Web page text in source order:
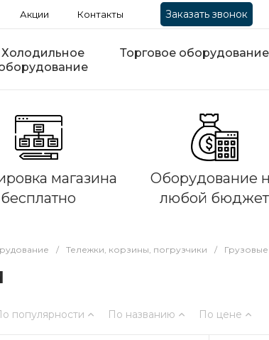
Акции Контакты Заказать звонок
Холодильное
Торговое оборудование
магазина
бесплатно
Оборудование
любой бюджет
/ Тележки, корзины, погрузчики /
популярности По названию По цене